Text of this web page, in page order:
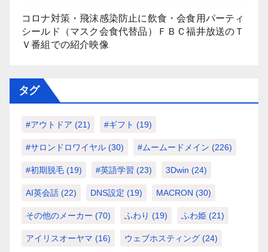
コロナ対策・飛沫感染防止に飲食・会食用パーティ
シールド（マスク会食代替品）ＦＢＣ福井放送のＴ
Ｖ番組での紹介映像
タグ
#アウトドア (21) #ギフト (19)
#サロンドロワイヤル (30) #ムームードメイン (226)
#初期脱毛 (19) #英語学習 (23) 3Dwin (24)
AI英会話 (22) DNS設定 (19) MACRON (30)
その他のメーカー (70) ふわり (19) ふわ姫 (21)
アイリスオーヤマ (16) ウェブホスティング (24)